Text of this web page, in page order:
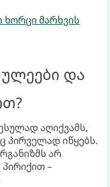
მარხვის
და
აღიქვამს,
პირველად იწყებს.
არ
–